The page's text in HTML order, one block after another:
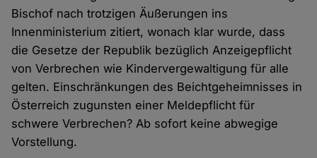
Bischof nach trotzigen Äußerungen ins
Innenministerium zitiert, wonach klar wurde, dass
die Gesetze der Republik bezüglich Anzeigepflicht
von Verbrechen wie Kindervergewaltigung für alle
gelten. Einschränkungen des Beichtgeheimnisses in
Österreich zugunsten einer Meldepflicht für
schwere Verbrechen? Ab sofort keine abwegige
Vorstellung.